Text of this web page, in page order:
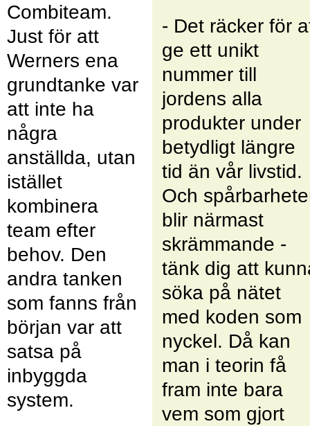
- Det räcker för
ge ett unikt
nummer till
jordens alla
produkter under
betydligt längre
tid än vår livstid.
Och
blir närmast
skrämmande -
tänk dig att
söka på nätet
med koden som
nyckel. Då kan
man i teorin få
fram inte bara
vem som gjort
Combiteam.
Just för att
Werners ena
grundtanke var
att inte ha
några
anställda, utan
istället
kombinera
team efter
behov. Den
andra tanken
som fanns från
början var att
satsa på
inbyggda
system.